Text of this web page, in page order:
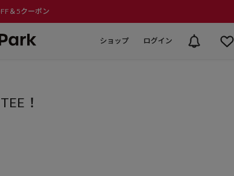
＆5クーポン
ショップ ログイン
！